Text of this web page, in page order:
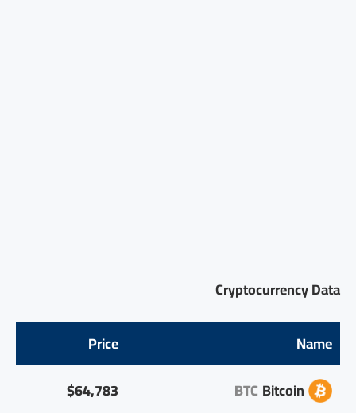
Cryptocurrency Data
Name
Price
Bitcoin
BTC
$64,783